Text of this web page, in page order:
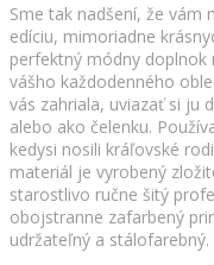
Sme tak nadšení, že
edíciu, mimoriadne
perfektný módny doplnok
vášho každodenného
vás zahriala, uviazať si ju
alebo ako čelenku.
kedysi nosili kráľovské
materiál je vyrobený
starostlivo ručne šitý
obojstranne zafarbený
udržateľný a stálofarebný.